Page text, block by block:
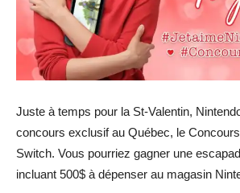
Juste à temps pour la St-Valentin,
concours exclusif au Québec, le
Switch. Vous pourriez gagner une
incluant 500$ à dépenser au magasin